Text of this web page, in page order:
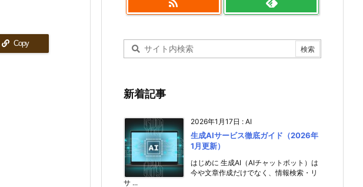
Copy

新着記事
2026年1月17日 : AI
生成AIサービス徹底ガイド（2026年
1月更新）
はじめに 生成AI（AIチャットボット）は
今や文章作成だけでなく、情報検索・リ
サ ...